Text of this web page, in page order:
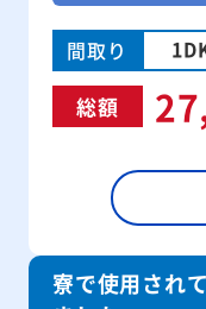
間取り
総額
寮で使用され